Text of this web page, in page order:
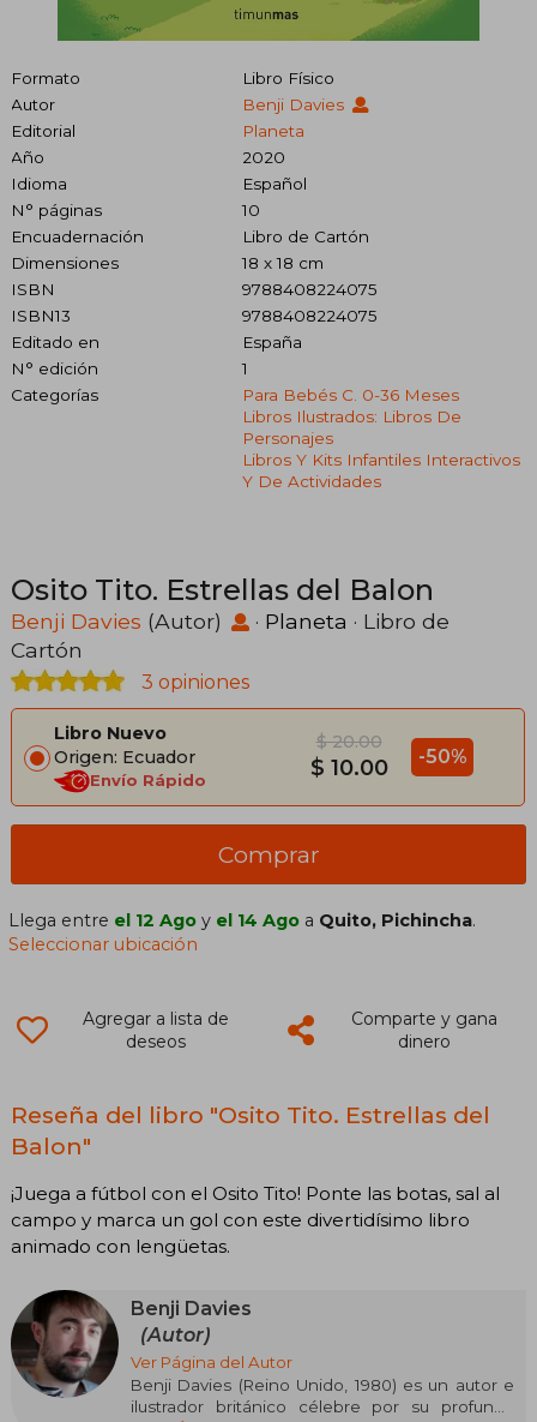
Formato
Libro Físico
Autor
Benji Davies
Editorial
Planeta
Año
2020
Idioma
Español
N° páginas
10
Encuadernación
Libro de Cartón
Dimensiones
18 x 18 cm
ISBN
9788408224075
ISBN13
9788408224075
Editado en
España
N° edición
1
Categorías
Para Bebés C. 0-36 Meses
Libros Ilustrados: Libros De
Personajes
Libros Y Kits Infantiles Interactivos
Y De Actividades
Osito Tito. Estrellas del Balon
Benji Davies (Autor) · Planeta · Libro de
Cartón
3 opiniones
Libro Nuevo
Origen: Ecuador
Envío Rápido
$ 20.00
$ 10.00 -50%
Comprar
Llega entre el 12 Ago y el 14 Ago a Quito, Pichincha.
Seleccionar ubicación
Agregar a lista de
deseos
Comparte y gana
dinero
Reseña del libro "Osito Tito. Estrellas del
Balon"
¡Juega a fútbol con el Osito Tito! Ponte las botas, sal al
campo y marca un gol con este divertidísimo libro
animado con lengüetas.
Benji Davies
(Autor)
Ver Página del Autor
Benji Davies (Reino Unido, 1980) es un autor e
ilustrador británico célebre por su profunda